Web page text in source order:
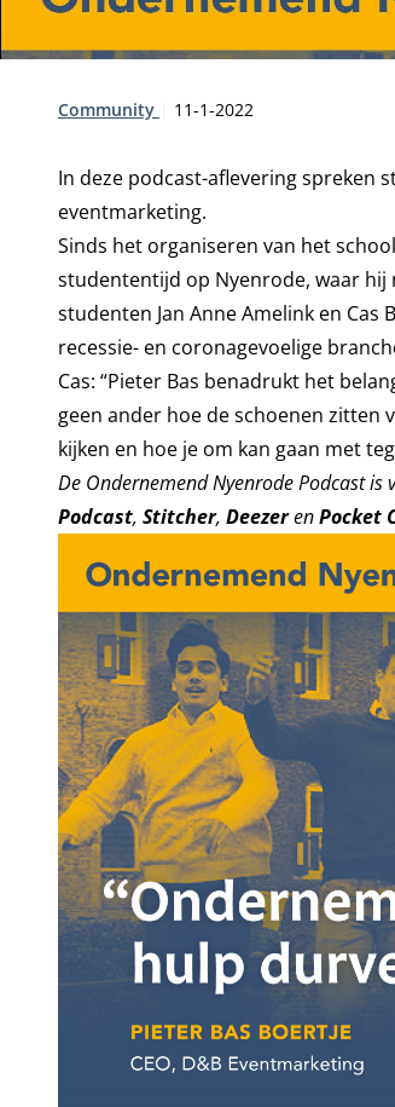
Type:
Community Publicatiedatum:
11-1-2022
In deze podcast-aflevering spreken
eventmarketing.
Sinds het organiseren van het
studententijd op Nyenrode, waar hij
studenten Jan Anne Amelink en
recessie- en coronagevoelige
Cas: “Pieter Bas benadrukt het
geen ander hoe de schoenen zitten
kijken en hoe je om kan gaan met
De Ondernemend Nyenrode Podcast
Podcast, Stitcher, DeezerenPocket